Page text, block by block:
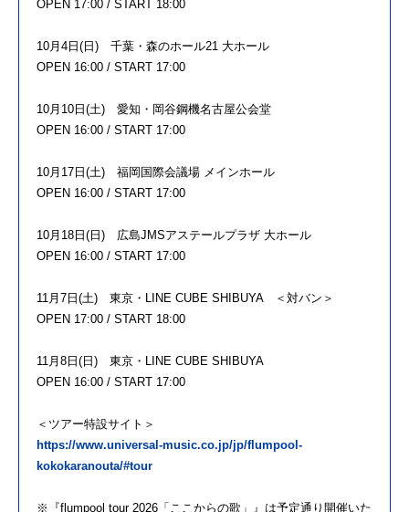
OPEN 17:00 / START 18:00
10月4日(日) 千葉・森のホール21 大ホール
OPEN 16:00 / START 17:00
10月10日(土) 愛知・岡谷鋼機名古屋公会堂
OPEN 16:00 / START 17:00
10月17日(土) 福岡国際会議場 メインホール
OPEN 16:00 / START 17:00
10月18日(日) 広島JMSアステールプラザ 大ホール
OPEN 16:00 / START 17:00
11月7日(土) 東京・LINE CUBE SHIBUYA ＜対バン＞
OPEN 17:00 / START 18:00
11月8日(日) 東京・LINE CUBE SHIBUYA
OPEN 16:00 / START 17:00
＜ツアー特設サイト＞
https://www.universal-music.co.jp/jp/flumpool-
kokokaranouta/#tour
※『flumpool tour 2026「ここからの歌」』は予定通り開催いた